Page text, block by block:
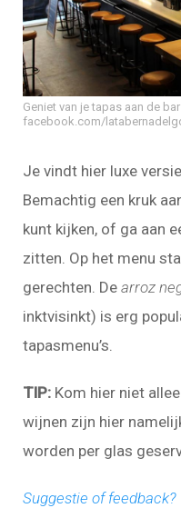
Geniet van je tapas aan de
facebook.com/
Je vindt hier luxe
Bemachtig een kruk
kunt kijken, of ga aan
zitten. Op het menu
gerechten. De arroz
inktvisinkt) is erg
tapasmenu’s.
TIP: Kom hier niet
wijnen zijn hier
worden per glas
Suggestie of feedback?